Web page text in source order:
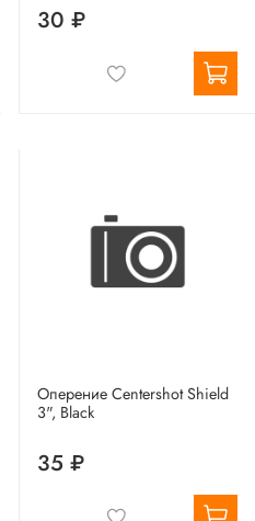
30 ₽
Оперение Centershot Shield
3", Black
35 ₽